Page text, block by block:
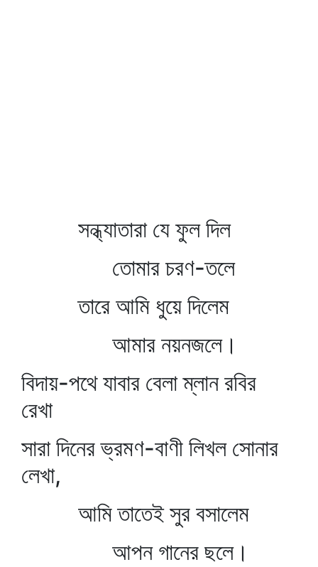
সন্ধ্যাতারা যে ফুল দিল
তোমার চরণ-তলে
তারে আমি ধুয়ে দিলেম
আমার নয়নজলে।
বিদায়-পথে যাবার বেলা ম্লান রবির
রেখা
সারা দিনের ভ্রমণ-বাণী লিখল সোনার
লেখা,
আমি তাতেই সুর বসালেম
আপন গানের ছলে।